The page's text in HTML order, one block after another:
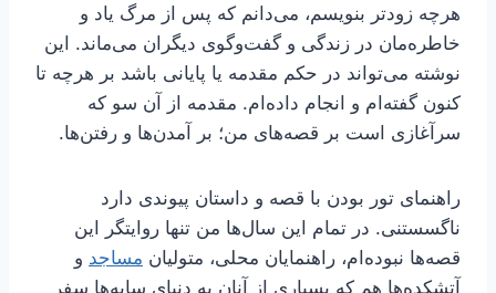
هرچه زودتر بنویسم، می‌دانم که پس از مرگ یاد و
خاطره‌مان در زندگی و گفت‌وگوی دیگران می‌ماند. این
نوشته می‌تواند در حکم مقدمه یا پایانی باشد بر هرچه تا
کنون گفته‌ام و انجام داده‌ام. مقدمه از آن سو که
سرآغازی است بر قصه‌های من؛ بر آمدن‌ها و رفتن‌ها.
راهنمای تور بودن با قصه و داستان پیوندی دارد
ناگسستنی. در تمام این سال‌ها من تنها روایتگر این
قصه‌ها نبوده‌ام، راهنمایان محلی، متولیان مساجد و
آتشکده‌ها هم که بسیاری از آنان به دنیای سایه‌ها سفر